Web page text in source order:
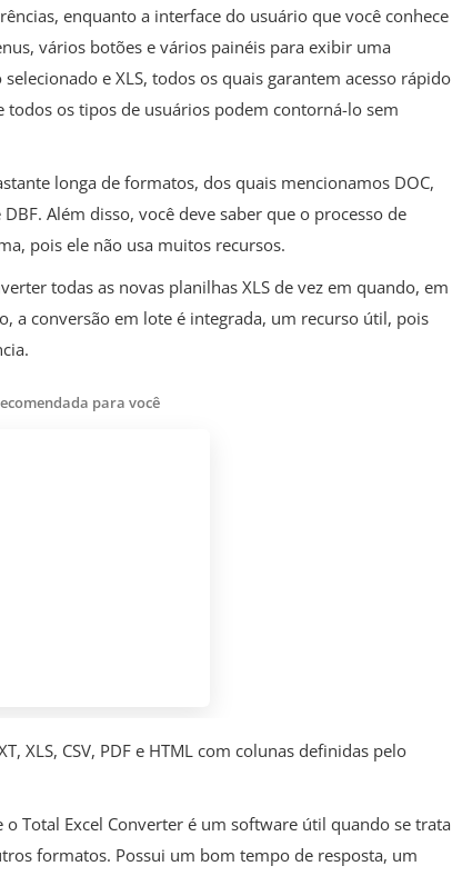
enquanto a interface do usuário que você conhece
vários botões e vários painéis para exibir uma
e XLS, todos os quais garantem acesso rápido
todos os tipos de usuários podem contorná-lo sem
longa de formatos, dos quais mencionamos DOC,
DBF. Além disso, você deve saber que o processo de
pois ele não usa muitos recursos.
todas as novas planilhas XLS de vez em quando, em
a conversão em lote é integrada, um recurso útil, pois
para você
XLS, CSV, PDF e HTML com colunas definidas pelo
Total Excel Converter é um software útil quando se trata
formatos. Possui um bom tempo de resposta, um